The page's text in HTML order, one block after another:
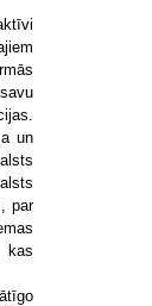
un
par
kas